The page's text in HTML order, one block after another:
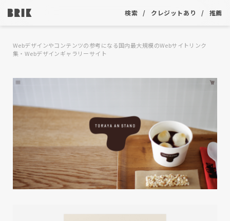
検索 クレジットあり 推薦
Webデザインやコンテンツの参考になる国内最大規模のWebサイトリンク
集・Webデザインギャラリーサイト